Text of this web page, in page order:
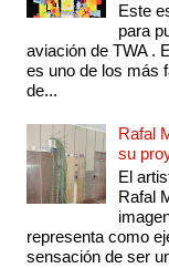
Este
para
aviación de TWA .
es uno de los más
de...
Rafal
su
El
Rafal
representa como
sensación de ser